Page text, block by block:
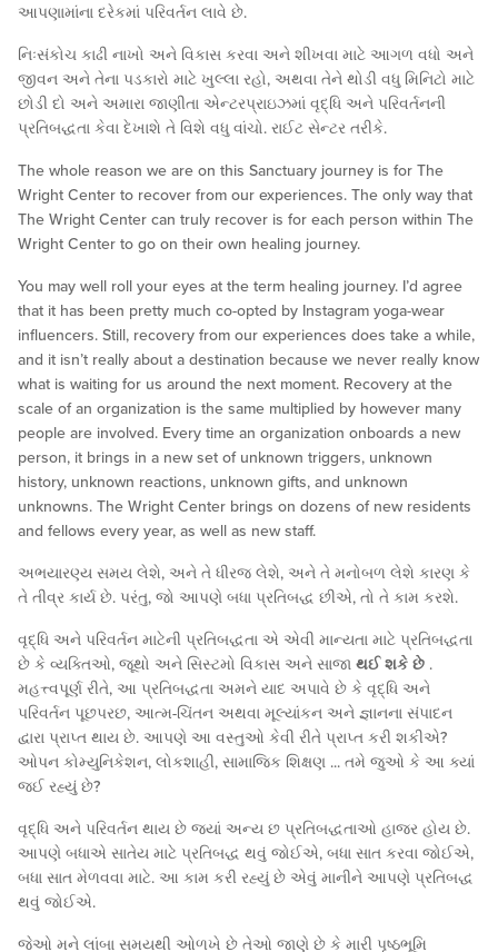
આપણામાંના દરેકમાં પરિવર્તન લાવે છે.
નિઃસંકોચ કાઢી નાખો અને વિકાસ કરવા અને શીખવા માટે આગળ વધો અને
જીવન અને તેના પડકારો માટે ખુલ્લા રહો, અથવા તેને થોડી વધુ મિનિટો માટે
છોડી દો અને અમારા જાણીતા એન્ટરપ્રાઇઝમાં વૃદ્ધિ અને પરિવર્તનની
પ્રતિબદ્ધતા કેવા દેખાશે તે વિશે વધુ વાંચો. રાઈટ સેન્ટર તરીકે.
The whole reason we are on this Sanctuary journey is for The
Wright Center to recover from our experiences. The only way that
The Wright Center can truly recover is for each person within The
Wright Center to go on their own healing journey.
You may well roll your eyes at the term healing journey. I’d agree
that it has been pretty much co-opted by Instagram yoga-wear
influencers. Still, recovery from our experiences does take a while,
and it isn’t really about a destination because we never really know
what is waiting for us around the next moment. Recovery at the
scale of an organization is the same multiplied by however many
people are involved. Every time an organization onboards a new
person, it brings in a new set of unknown triggers, unknown
history, unknown reactions, unknown gifts, and unknown
unknowns. The Wright Center brings on dozens of new residents
and fellows every year, as well as new staff.
અભયારણ્ય સમય લેશે, અને તે ધીરજ લેશે, અને તે મનોબળ લેશે કારણ કે
તે તીવ્ર કાર્ય છે. પરંતુ, જો આપણે બધા પ્રતિબદ્ધ છીએ, તો તે કામ કરશે.
વૃદ્ધિ અને પરિવર્તન માટેની પ્રતિબદ્ધતા એ એવી માન્યતા માટે પ્રતિબદ્ધતા
છે કે વ્યક્તિઓ, જૂથો અને સિસ્ટમો વિકાસ અને સાજા થઈ શકે છે .
મહત્ત્વપૂર્ણ રીતે, આ પ્રતિબદ્ધતા અમને યાદ અપાવે છે કે વૃદ્ધિ અને
પરિવર્તન પૂછપરછ, આત્મ-ચિંતન અથવા મૂલ્યાંકન અને જ્ઞાનના સંપાદન
દ્વારા પ્રાપ્ત થાય છે. આપણે આ વસ્તુઓ કેવી રીતે પ્રાપ્ત કરી શકીએ?
ઓપન કોમ્યુનિકેશન, લોકશાહી, સામાજિક શિક્ષણ ... તમે જુઓ કે આ ક્યાં
જઈ રહ્યું છે?
વૃદ્ધિ અને પરિવર્તન થાય છે જ્યાં અન્ય છ પ્રતિબદ્ધતાઓ હાજર હોય છે.
આપણે બધાએ સાતેય માટે પ્રતિબદ્ધ થવું જોઈએ, બધા સાત કરવા જોઈએ,
બધા સાત મેળવવા માટે. આ કામ કરી રહ્યું છે એવું માનીને આપણે પ્રતિબદ્ધ
થવું જોઈએ.
જેઓ મને લાંબા સમયથી ઓળખે છે તેઓ જાણે છે કે મારી પૃષ્ઠભૂમિ